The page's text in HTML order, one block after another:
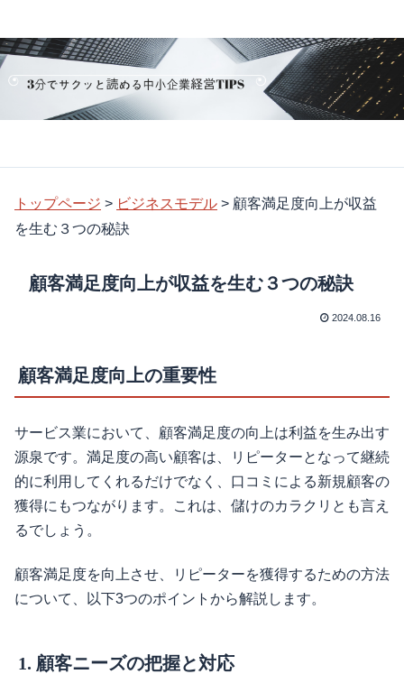
トップページ > ビジネスモデル > 顧客満足度向上が収益
を生む３つの秘訣
顧客満足度向上が収益を生む３つの秘訣
2024.08.16
顧客満足度向上の重要性
サービス業において、顧客満足度の向上は利益を生み出す
源泉です。満足度の高い顧客は、リピーターとなって継続
的に利用してくれるだけでなく、口コミによる新規顧客の
獲得にもつながります。これは、儲けのカラクリとも言え
るでしょう。
顧客満足度を向上させ、リピーターを獲得するための方法
について、以下3つのポイントから解説します。
1. 顧客ニーズの把握と対応